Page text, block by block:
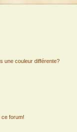
une couleur différente?
ce forum!